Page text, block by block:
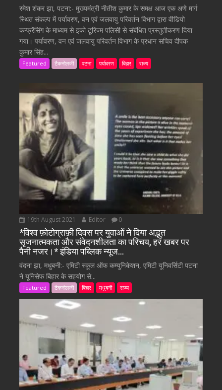
रमेश शंकर झा, पटना:- मुख्यमंत्री नीतीश कुमार के समक्ष आज एक अणे मार्ग
स्थित संकल्प में पर्यावरण, वन एवं जलवायु परिवर्तन विभाग द्वारा वीडियो
कन्फ्रेंसिंग के माध्यम से इको टूरिज्म पलिसी से संबंधित प्रस्तुतीकरण दिया
गया। पर्यावरण, वन एवं जलवायु परिवर्तन विभाग के प्रधान सचिव दीपक
कुमार सिंह...
Featured टैकनोलजी पटना पर्यावरण बिहार राज्य
19th August 2021 Editor 0
*विश्व फ़ोटोग्राफ़ी दिवस पर युवाओं ने दिया अद्भुत
सृजनात्मकता और संवेदनशीलता का परिचय, हर खबर पर
पैनी नजर।* इंडिया पब्लिक न्यूज…
वंदना झा, मधुबनी:- एमिटी स्कूल ऑफ कम्युनिकेशन, एमिटी यूनिवर्सिटी पटना
ने यूनिसेफ बिहार के सहयोग से...
Featured टैकनोलजी बिहार मधुबनी राज्य